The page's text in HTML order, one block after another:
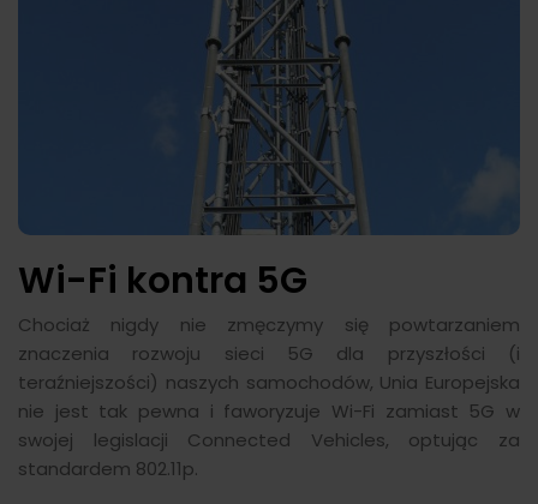
Wi-Fi kontra 5G
Chociaż nigdy nie zmęczymy się powtarzaniem
znaczenia rozwoju sieci 5G dla przyszłości (i
teraźniejszości) naszych samochodów, Unia Europejska
nie jest tak pewna i faworyzuje Wi-Fi zamiast 5G w
swojej legislacji Connected Vehicles, optując za
standardem 802.11p.